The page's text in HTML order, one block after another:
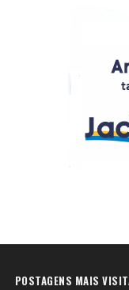
POSTAGENS MAIS